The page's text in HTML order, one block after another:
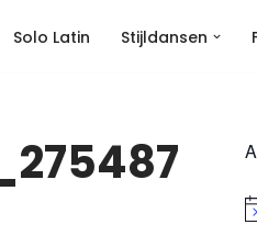
Solo Latin Stijldansen